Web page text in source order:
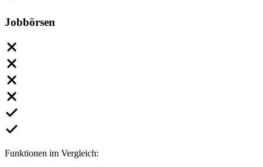
Jobbörsen
Funktionen im Vergleich: